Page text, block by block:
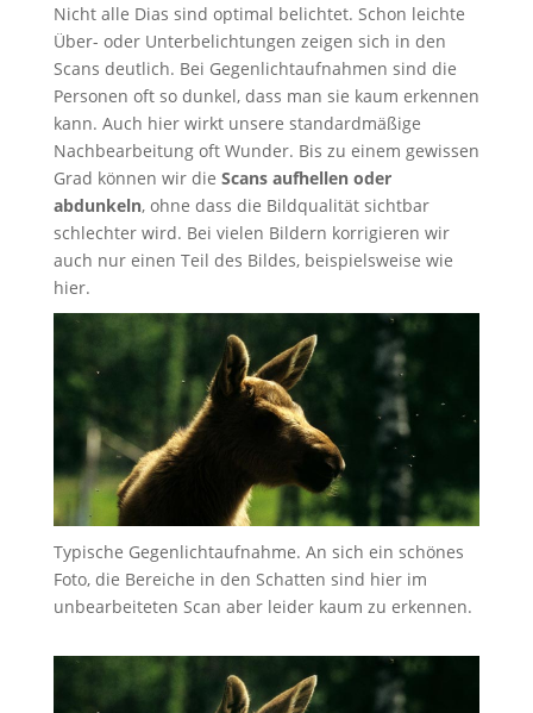
Nicht alle Dias sind optimal belichtet. Schon leichte
Über- oder Unterbelichtungen zeigen sich in den
Scans deutlich. Bei Gegenlichtaufnahmen sind die
Personen oft so dunkel, dass man sie kaum erkennen
kann. Auch hier wirkt unsere standardmäßige
Nachbearbeitung oft Wunder. Bis zu einem gewissen
Grad können wir die Scans aufhellen oder
abdunkeln, ohne dass die Bildqualität sichtbar
schlechter wird. Bei vielen Bildern korrigieren wir
auch nur einen Teil des Bildes, beispielsweise wie
hier.
Typische Gegenlichtaufnahme. An sich ein schönes
Foto, die Bereiche in den Schatten sind hier im
unbearbeiteten Scan aber leider kaum zu erkennen.